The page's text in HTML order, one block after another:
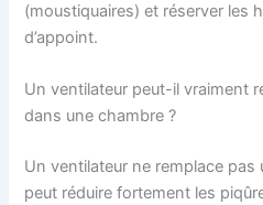
(moustiquaires) et réserver les
d’appoint.
Un ventilateur peut-il vraiment
dans une chambre ?
Un ventilateur ne remplace pas
peut réduire fortement les